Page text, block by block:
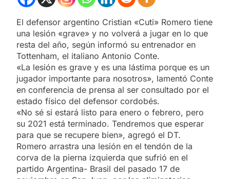
El defensor argentino Cristian «Cuti» Romero tiene
una lesión «grave» y no volverá a jugar en lo que
resta del año, según informó su entrenador en
Tottenham, el italiano Antonio Conte.
«La lesión es grave y es una lástima porque es un
jugador importante para nosotros», lamentó Conte
en conferencia de prensa al ser consultado por el
estado físico del defensor cordobés.
«No sé si estará listo para enero o febrero, pero
su 2021 está terminado. Tendremos que esperar
para que se recupere bien», agregó el DT.
Romero arrastra una lesión en el tendón de la
corva de la pierna izquierda que sufrió en el
partido Argentina- Brasil del pasado 17 de